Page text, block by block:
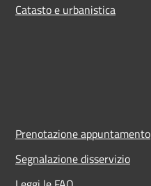
Catasto e urbanistica
Prenotazione appuntamento
Segnalazione disservizio